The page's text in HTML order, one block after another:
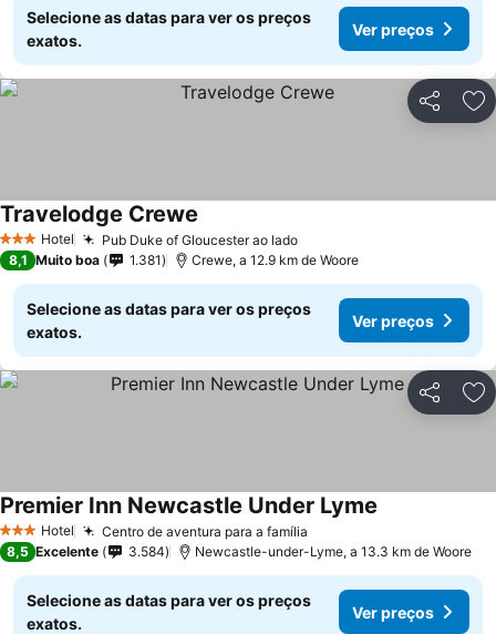
Selecione as datas para ver os preços
exatos.
Ver preços
Partilhar
3 EstrelasHotel Pub Duke of Gloucester ao lado
Travelodge Crewe
8,1 Muito boa 1.381 Crewe, a 12.9 km de Woore
Selecione as datas para ver os preços
exatos.
Ver preços
Partilhar
3 EstrelasHotel Centro de aventura para a família
Premier Inn Newcastle Under Lyme
8,5 Excelente 3.584 Newcastle-under-Lyme, a 13.3 km de Woore
Selecione as datas para ver os preços
exatos.
Ver preços